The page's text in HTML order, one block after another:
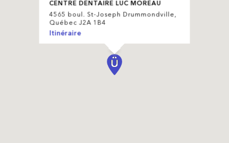
CENTRE DENTAIRE LUC MOREAU
4565 boul. St-Joseph Drummondville,
Québec J2A 1B4
Itinéraire